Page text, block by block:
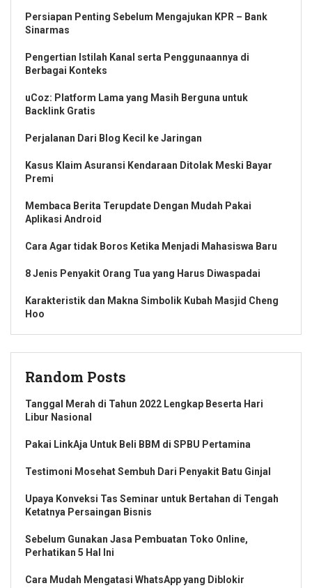
Persiapan Penting Sebelum Mengajukan KPR – Bank
Sinarmas
Pengertian Istilah Kanal serta Penggunaannya di
Berbagai Konteks
uCoz: Platform Lama yang Masih Berguna untuk
Backlink Gratis
Perjalanan Dari Blog Kecil ke Jaringan
Kasus Klaim Asuransi Kendaraan Ditolak Meski Bayar
Premi
Membaca Berita Terupdate Dengan Mudah Pakai
Aplikasi Android
Cara Agar tidak Boros Ketika Menjadi Mahasiswa Baru
8 Jenis Penyakit Orang Tua yang Harus Diwaspadai
Karakteristik dan Makna Simbolik Kubah Masjid Cheng
Hoo
Random Posts
Tanggal Merah di Tahun 2022 Lengkap Beserta Hari
Libur Nasional
Pakai LinkAja Untuk Beli BBM di SPBU Pertamina
Testimoni Mosehat Sembuh Dari Penyakit Batu Ginjal
Upaya Konveksi Tas Seminar untuk Bertahan di Tengah
Ketatnya Persaingan Bisnis
Sebelum Gunakan Jasa Pembuatan Toko Online,
Perhatikan 5 Hal Ini
Cara Mudah Mengatasi WhatsApp yang Diblokir